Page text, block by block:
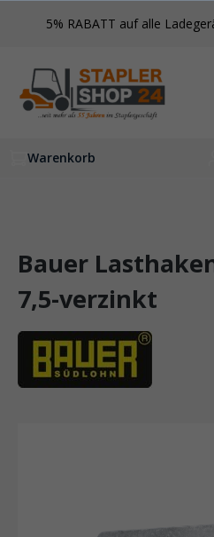
springen
5% RABATT auf alle
Warenkorb
Bauer
7,5-verzinkt